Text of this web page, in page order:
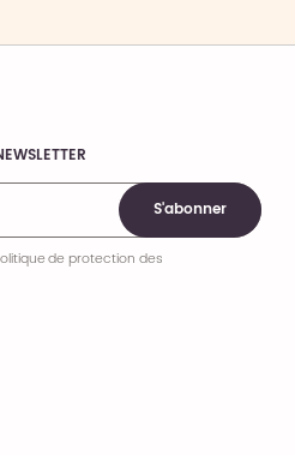
S'abonner
de protection des